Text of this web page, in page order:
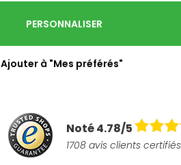
PERSONNALISER
Ajouter à "Mes préférés"
Noté 4.78/5
1708 avis clients certifiés